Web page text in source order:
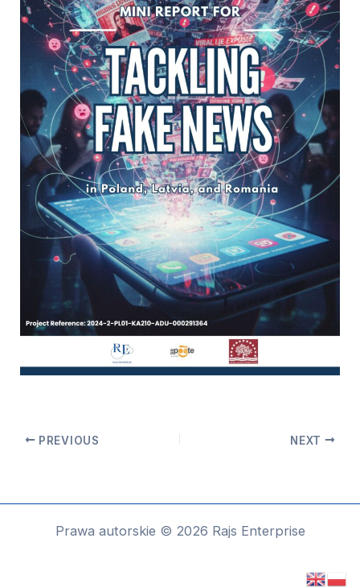
PREVIOUS NEXT
Prawa autorskie © 2026 Rajs Enterprise